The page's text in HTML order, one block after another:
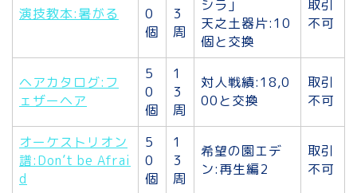
演技教本:暑がる
0
個
3
周
シラ」
天之土器片:10
個と交換
取引
不可
ヘアカタログ:フ
ェザーヘア
5
0
個
1
3
周
対人戦績:18,0
00と交換
取引
不可
オーケストリオン
譜:Don’t be Afrai
d
5
0
個
1
3
周
希望の園エデ
ン:再生編2
取引
不可